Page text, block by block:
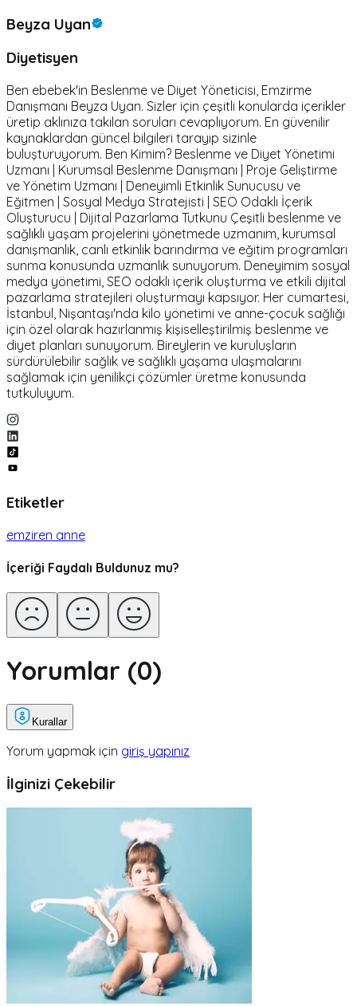
Beyza Uyan
Diyetisyen
Ben ebebek'in Beslenme ve Diyet Yöneticisi, Emzirme
Danışmanı Beyza Uyan. Sizler için çeşitli konularda içerikler
üretip aklınıza takılan soruları cevaplıyorum. En güvenilir
kaynaklardan güncel bilgileri tarayıp sizinle
buluşturuyorum. Ben Kimim? Beslenme ve Diyet Yönetimi
Uzmanı | Kurumsal Beslenme Danışmanı | Proje Geliştirme
ve Yönetim Uzmanı | Deneyimli Etkinlik Sunucusu ve
Eğitmen | Sosyal Medya Stratejisti | SEO Odaklı İçerik
Oluşturucu | Dijital Pazarlama Tutkunu Çeşitli beslenme ve
sağlıklı yaşam projelerini yönetmede uzmanım, kurumsal
danışmanlık, canlı etkinlik barındırma ve eğitim programları
sunma konusunda uzmanlık sunuyorum. Deneyimim sosyal
medya yönetimi, SEO odaklı içerik oluşturma ve etkili dijital
pazarlama stratejileri oluşturmayı kapsıyor. Her cumartesi,
İstanbul, Nişantaşı'nda kilo yönetimi ve anne-çocuk sağlığı
için özel olarak hazırlanmış kişiselleştirilmiş beslenme ve
diyet planları sunuyorum. Bireylerin ve kuruluşların
sürdürülebilir sağlık ve sağlıklı yaşama ulaşmalarını
sağlamak için yenilikçi çözümler üretme konusunda
tutkuluyum.
Etiketler
emziren anne
İçeriği Faydalı Buldunuz mu?
Yorumlar (0)
Kurallar
Yorum yapmak için giriş yapınız
İlginizi Çekebilir